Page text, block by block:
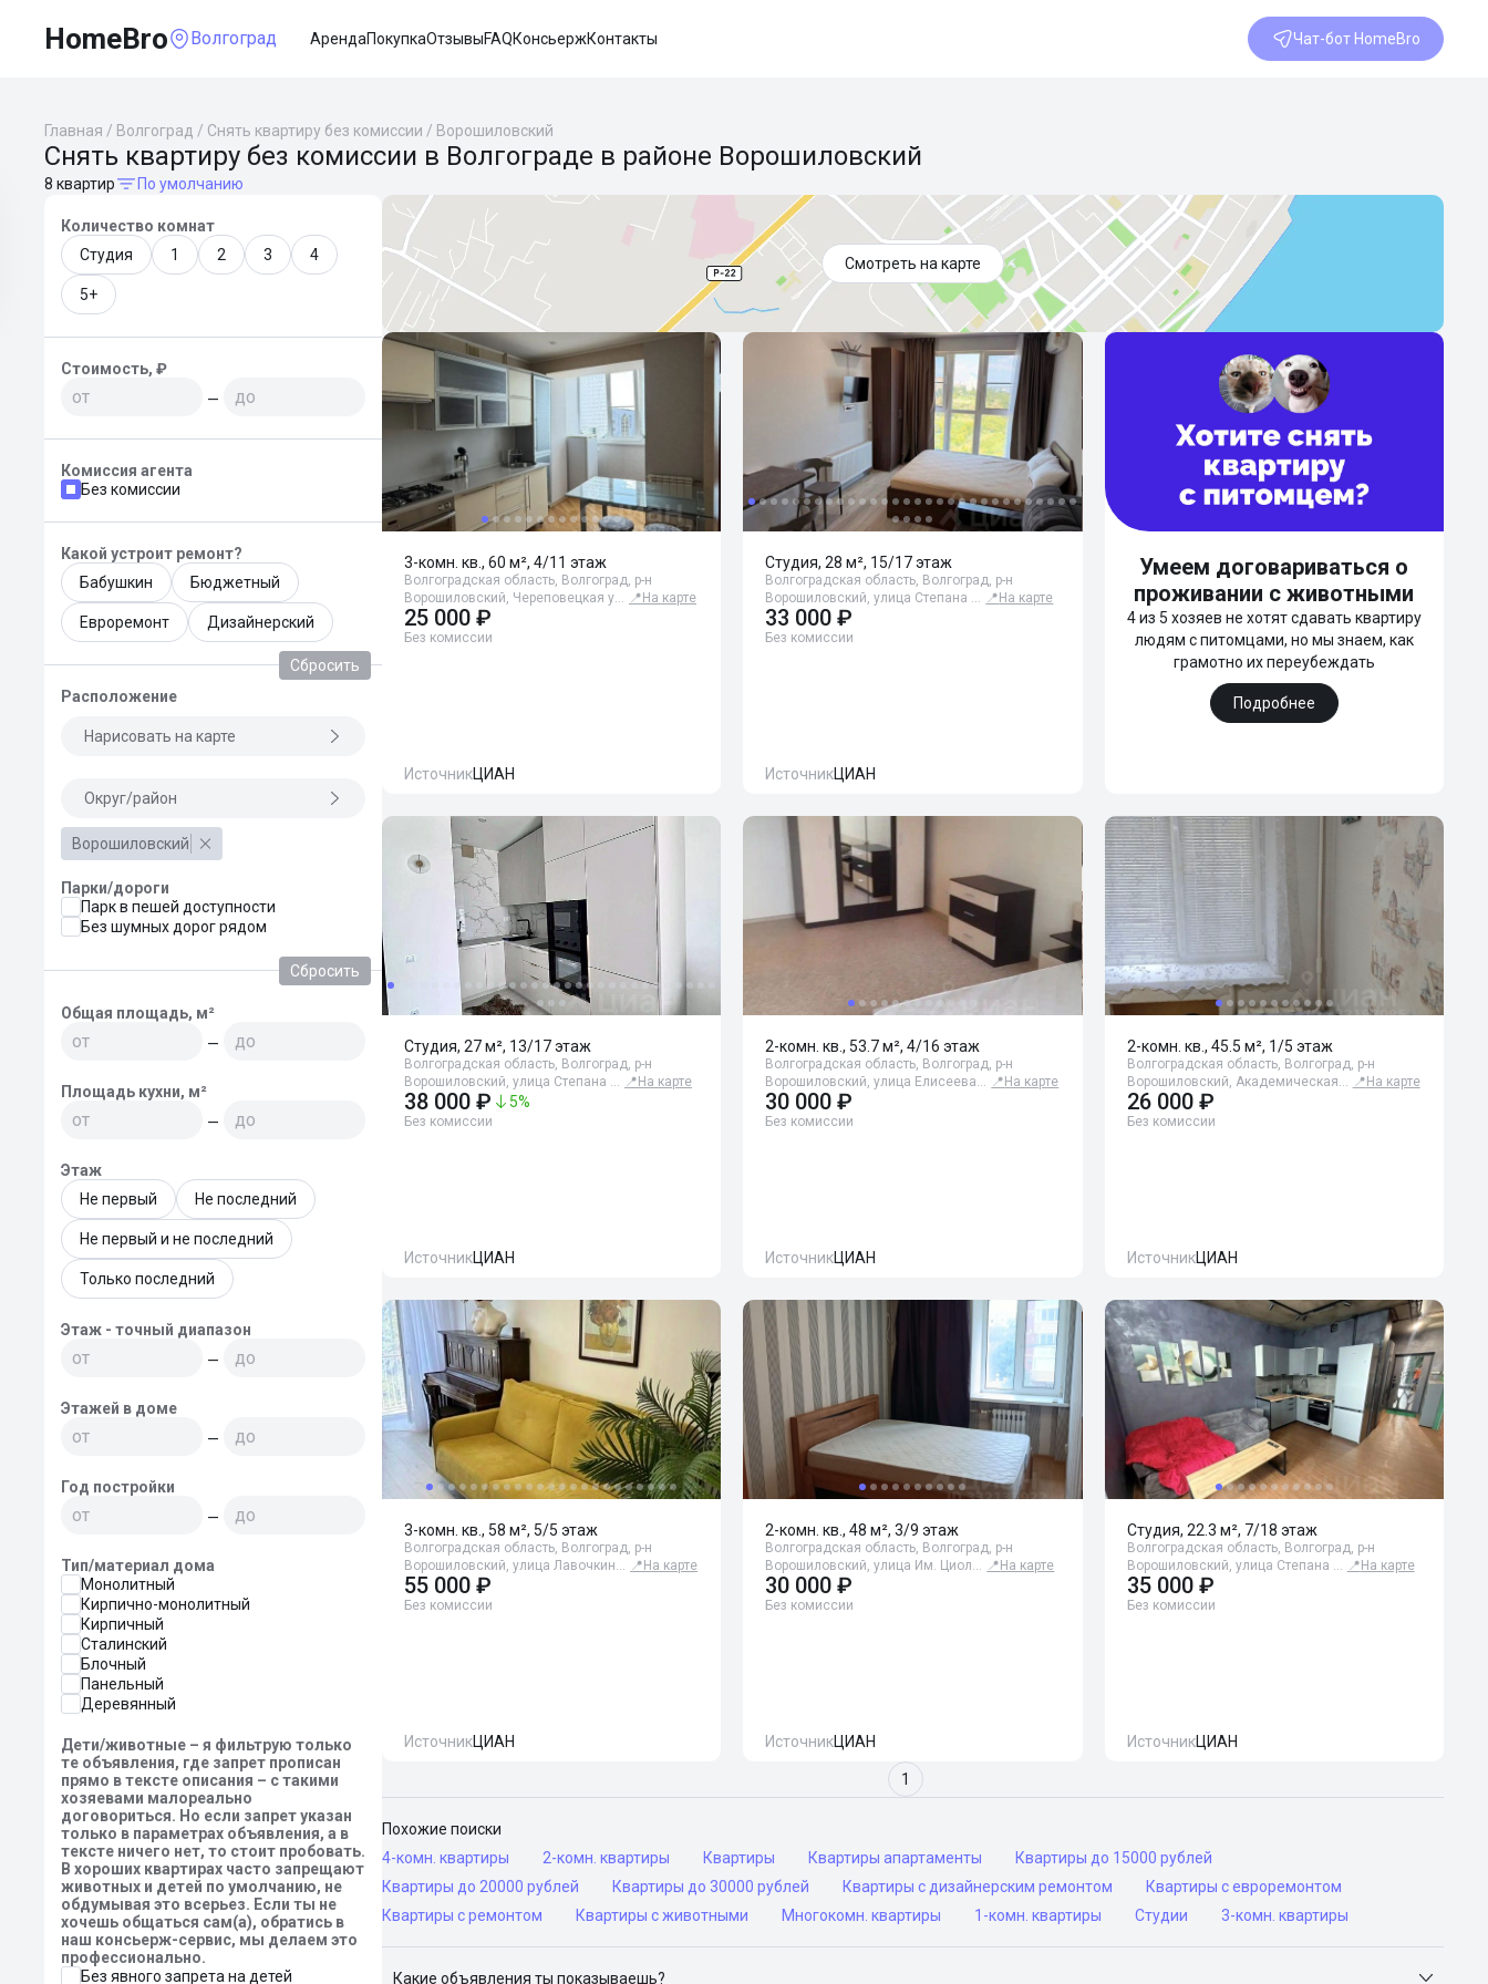
HomeBro Волгоград АрендаПокупкаОтзывыFAQКонсьержКонтакты Чат-бот HomeBro
Главная / Волгоград / Снять квартиру без комиссии / Ворошиловский
Снять квартиру без комиссии в Волгограде в районе Ворошиловский
8 квартир По умолчанию
Количество комнат
Студия
1 2 3 4
5+
Стоимость, ₽
—
Комиссия агента
Без комиссии
Какой устроит ремонт?
Бабушкин
Бюджетный
Евроремонт Дизайнерский
Сбросить
Расположение
Нарисовать на карте
Округ/район
Ворошиловский
Парки/дороги
Парк в пешей доступности
Без шумных дорог рядом
Сбросить
Общая площадь, м²
—
Площадь кухни, м²
—
Этаж
Не первый
Не последний
Не первый и не последний
Только последний
Этаж - точный диапазон
—
Этажей в доме
—
Год постройки
—
Тип/материал дома
Монолитный
Кирпично-монолитный
Кирпичный
Сталинский
Блочный
Панельный
Деревянный
Дети/животные – я фильтрую только
те объявления, где запрет прописан
прямо в тексте описания – с такими
хозяевами малореально
договориться. Но если запрет указан
только в параметрах объявления, а в
тексте ничего нет, то стоит пробовать.
В хороших квартирах часто запрещают
животных и детей по умолчанию, не
обдумывая это всерьез. Если ты не
хочешь общаться сам(а), обратись в
наш консьерж-сервис, мы делаем это
профессионально.
Без явного запрета на детей
Смотреть на карте
3-комн. кв., 60 м², 4/11 этаж
Волгоградская область, Волгоград, р-н
Ворошиловский, Череповецкая у… 📍 На карте
25 000 ₽
Без комиссии
ИсточникЦИАН
Студия, 28 м², 15/17 этаж
Волгоградская область, Волгоград, р-н
Ворошиловский, улица Степана … 📍 На карте
33 000 ₽
Без комиссии
ИсточникЦИАН
Умеем договариваться о
проживании с животными
4 из 5 хозяев не хотят сдавать квартиру
людям с питомцами, но мы знаем, как
грамотно их переубеждать
Подробнее
Студия, 27 м², 13/17 этаж
Волгоградская область, Волгоград, р-н
Ворошиловский, улица Степана … 📍 На карте
38 000 ₽ 5%
Без комиссии
ИсточникЦИАН
2-комн. кв., 53.7 м², 4/16 этаж
Волгоградская область, Волгоград, р-н
Ворошиловский, улица Елисеева… 📍 На карте
30 000 ₽
Без комиссии
ИсточникЦИАН
2-комн. кв., 45.5 м², 1/5 этаж
Волгоградская область, Волгоград, р-н
Ворошиловский, Академическая… 📍 На карте
26 000 ₽
Без комиссии
ИсточникЦИАН
3-комн. кв., 58 м², 5/5 этаж
Волгоградская область, Волгоград, р-н
Ворошиловский, улица Лавочкин… 📍 На карте
55 000 ₽
Без комиссии
ИсточникЦИАН
2-комн. кв., 48 м², 3/9 этаж
Волгоградская область, Волгоград, р-н
Ворошиловский, улица Им. Циол… 📍 На карте
30 000 ₽
Без комиссии
ИсточникЦИАН
Студия, 22.3 м², 7/18 этаж
Волгоградская область, Волгоград, р-н
Ворошиловский, улица Степана … 📍 На карте
35 000 ₽
Без комиссии
ИсточникЦИАН
1
Похожие поиски
4-комн. квартиры
2-комн. квартиры Квартиры Квартиры апартаменты
Квартиры до 15000 рублей
Квартиры до 20000 рублей
Квартиры до 30000 рублей Квартиры с дизайнерским ремонтом
Квартиры с евроремонтом
Квартиры с ремонтом
Квартиры с животными Многокомн. квартиры 1-комн. квартиры Студии 3-комн. квартиры
Какие объявления ты показываешь?